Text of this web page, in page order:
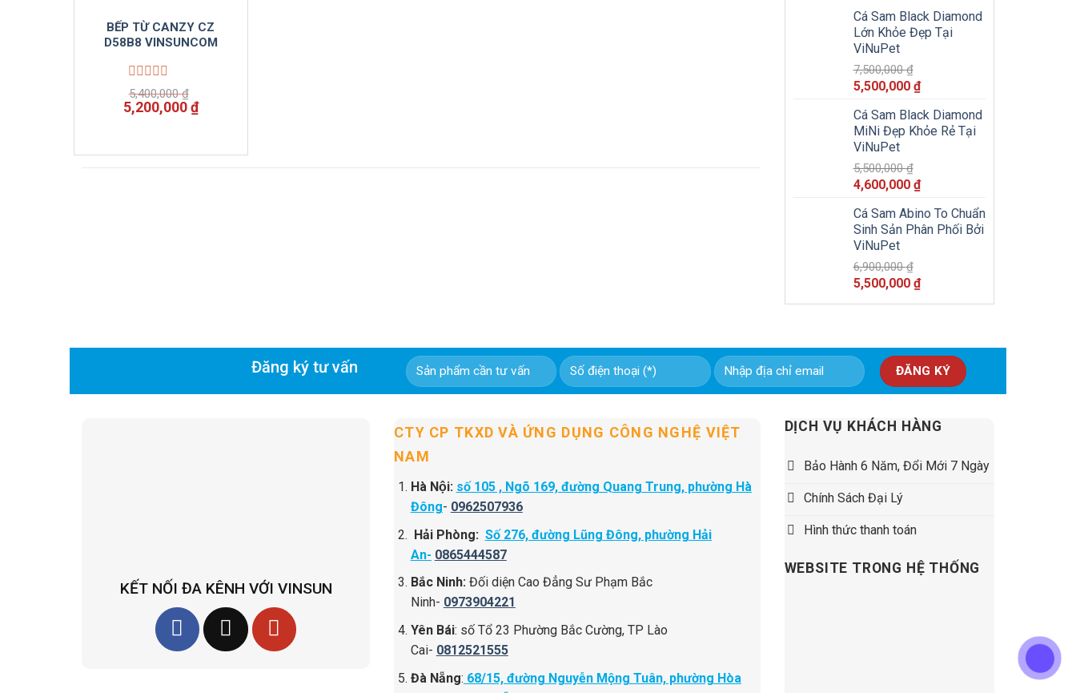
BẾP TỪ CANZY CZ
D58B8 VINSUNCOM
Được
xếp
hạng
sao
5,400,000₫
Giá
gốc
5,200,000₫Giá
hiện
Cá Sam Black Diamond
Lớn Khỏe Đẹp Tại
ViNuPet
7,500,000₫
Giá
là:
7,500,000 ₫.
5,500,000 ₫Giá
tại
là:
Cá Sam Black Diamond
MiNi Đẹp Khỏe Rẻ Tại
ViNuPet
5,500,000₫
Giá
là:
5,500,000 ₫.
4,600,000 ₫Giá
tại
là:
Cá Sam Abino To Chuẩn
Sinh Sản Phân Phối Bởi
ViNuPet
6,900,000₫
Giá
5,500,000 ₫Giá
5,500,000 ₫.
Đăng ký tư vấn
KẾT NỐI ĐA KÊNH VỚI VINSUN
CTY CP TKXD VÀ ỨNG DỤNG CÔNG NGHỆ VIỆT
NAM
Hà Nội: số 105 , Ngõ 169, đường Quang Trung, phường Hà
Đông- 0962507936
Hải Phòng: Số 276, đường Lũng Đông, phường Hải
An- 0865444587
Bắc Ninh: Đối diện Cao Đẳng Sư Phạm Bắc
Ninh- 0973904221
Yên Bái: số Tổ 23 Phường Bắc Cường, TP Lào
Cai- 0812521555
Đà Nẵng: 68/15, đường Nguyễn Mộng Tuân, phường Hòa
DỊCH VỤ KHÁCH HÀNG
Bảo Hành 6 Năm, Đổi Mới 7 Ngày
Chính Sách Đại Lý
Hình thức thanh toán
WEBSITE TRONG HỆ THỐNG